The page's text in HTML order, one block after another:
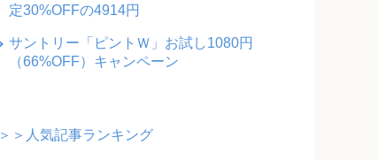
定30%OFFの4914円
サントリー「ピントＷ」お試し1080円
（66%OFF）キャンペーン
＞＞人気記事ランキング